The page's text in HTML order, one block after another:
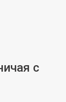
с